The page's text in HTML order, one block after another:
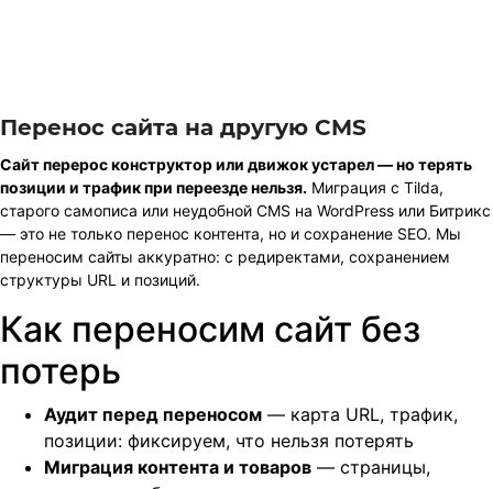
Перенос сайта на другую CMS
Сайт перерос конструктор или движок устарел — но терять
позиции и трафик при переезде нельзя. Миграция с Tilda,
старого самописа или неудобной CMS на WordPress или Битрикс
— это не только перенос контента, но и сохранение SEO. Мы
переносим сайты аккуратно: с редиректами, сохранением
структуры URL и позиций.
Как переносим сайт без
потерь
Аудит перед переносом — карта URL, трафик,
позиции: фиксируем, что нельзя потерять
Миграция контента и товаров — страницы,